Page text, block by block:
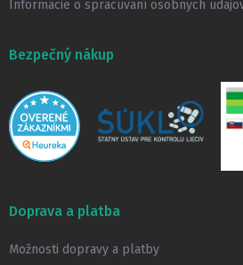
Informácie o spracúvaní osobných
Bezpečný nákup
Doprava a platba
Možnosti dopravy a platby